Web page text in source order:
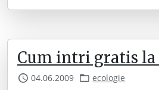
Cum intri gratis la
04.06.2009 ecologie